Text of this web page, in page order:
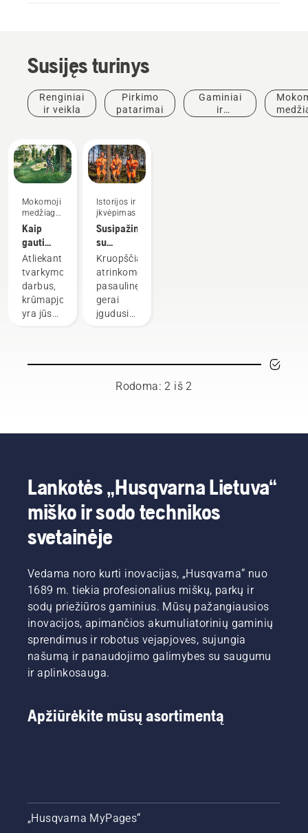
Susijęs turinys
Renginiai
ir veikla
Pirkimo
patarimai
Gaminiai
ir
Mokomoji
medžiaga
ir vadovai
Kaip
gauti
maksimalią
naudą iš
savo
krūmapjovės
Atliekant
tvarkymo
darbus,
krūmapjovė
yra jūsų
krūmapjovės
efektyviai
dirbti su
„Husqvarna“
krūmapjove.
Istorijos ir
įkvėpimas
Susipažinkite
su
„Husqvarna“
H
komanda
– mūsų
reikliausiais
Kruopščiai
atrinkome
pasaulinę
gerai
įgudusių
grupę iš
geriausių
mūsų H
komanda.
Ir jie yra
reikliausi
mūsų
naudotojai.
Rodoma: 2 iš 2
Lankotės „Husqvarna Lietuva“
miško ir sodo technikos
svetainėje
Vedama noro kurti inovacijas, „Husqvarna“ nuo
1689 m. tiekia profesionalius miškų, parkų ir
sodų priežiūros gaminius. Mūsų pažangiausios
inovacijos, apimančios akumuliatorinių gaminių
sprendimus ir robotus vejapjoves, sujungia
našumą ir panaudojimo galimybes su saugumu
ir aplinkosauga.
Apžiūrėkite mūsų asortimentą
„Husqvarna MyPages“